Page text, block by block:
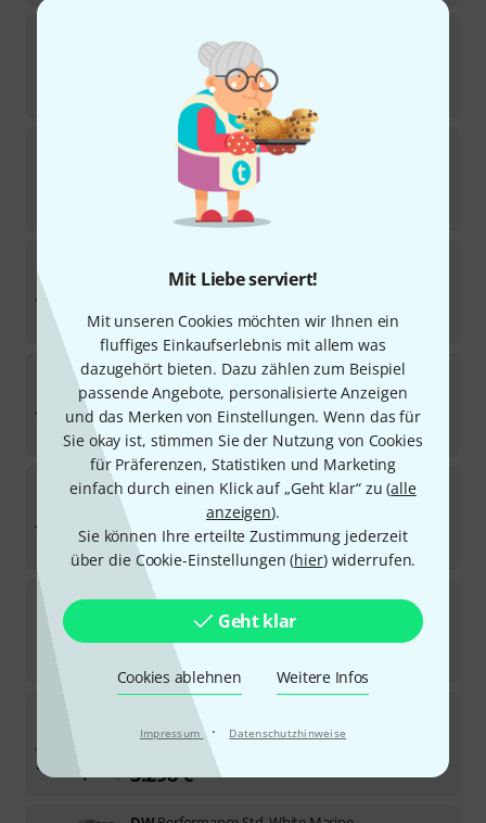
Mit Liebe serviert!
Mit unseren Cookies möchten wir Ihnen ein
fluffiges Einkaufserlebnis mit allem was
dazugehört bieten. Dazu zählen zum Beispiel
passende Angebote, personalisierte Anzeigen
und das Merken von Einstellungen. Wenn das für
Sie okay ist, stimmen Sie der Nutzung von Cookies
für Präferenzen, Statistiken und Marketing
einfach durch einen Klick auf „Geht klar“ zu (alle
anzeigen).
Sie können Ihre erteilte Zustimmung jederzeit
über die Cookie-Einstellungen (hier) widerrufen.
Geht klar
Cookies ablehnen Weitere Infos
Impressum · Datenschutzhinweise
Sofort lieferbar
Performance Standard Charcoal
Sofort lieferbar
3
1.998 €
DWPerformance Rock 22 Black
Lieferbar in mehreren Monaten
2.798€
DWPerformance Birch 4pcs Set
1
Sofort lieferbar
2.898€
DWPerformance Low Pro Kit II -WM
Sofort lieferbar
1.398
Performance Standard Pewter
Sofort lieferbar
3.298€